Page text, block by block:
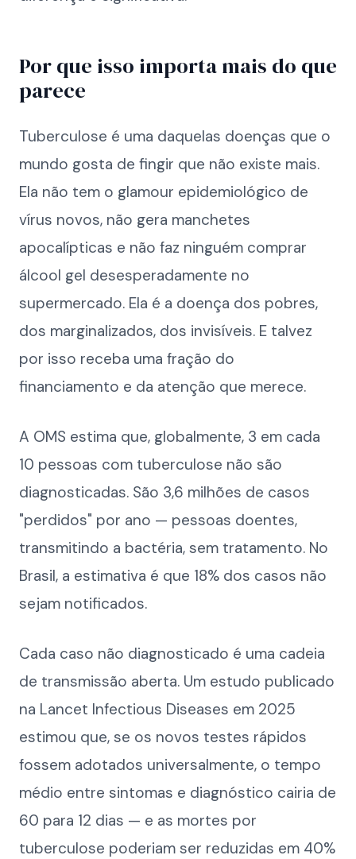
Por que isso importa mais do que
parece
Tuberculose é uma daquelas doenças que o
mundo gosta de fingir que não existe mais.
Ela não tem o glamour epidemiológico de
vírus novos, não gera manchetes
apocalípticas e não faz ninguém comprar
álcool gel desesperadamente no
supermercado. Ela é a doença dos pobres,
dos marginalizados, dos invisíveis. E talvez
por isso receba uma fração do
financiamento e da atenção que merece.
A OMS estima que, globalmente, 3 em cada
10 pessoas com tuberculose não são
diagnosticadas. São 3,6 milhões de casos
"perdidos" por ano — pessoas doentes,
transmitindo a bactéria, sem tratamento. No
Brasil, a estimativa é que 18% dos casos não
sejam notificados.
Cada caso não diagnosticado é uma cadeia
de transmissão aberta. Um estudo publicado
na Lancet Infectious Diseases em 2025
estimou que, se os novos testes rápidos
fossem adotados universalmente, o tempo
médio entre sintomas e diagnóstico cairia de
60 para 12 dias — e as mortes por
tuberculose poderiam ser reduzidas em 40%